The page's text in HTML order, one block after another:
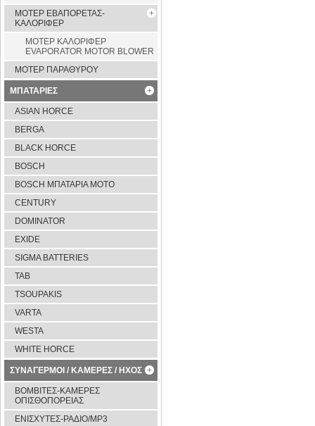
ΜΟΤΕΡ ΕΒΑΠΟΡΕΤΑΣ-
ΚΑΛΟΡΙΦΕΡ
ΜΟΤΕΡ ΚΑΛΟΡΙΦΕΡ
EVAPORATOR MOTOR BLOWER
ΜΟΤΕΡ ΠΑΡΑΘΥΡΟΥ
ΜΠΑΤΑΡΙΕΣ
ASIAN HORCE
BERGA
BLACK HORCE
BOSCH
BOSCH ΜΠΑΤΑΡΙΑ ΜΟΤΟ
CENTURY
DOMINATOR
EXIDE
SIGMA BATTERIES
TAB
TSOUPAKIS
VARTA
WESTA
WHITE HORCE
ΣΥΝΑΓΕΡΜΟΙ / ΚΑΜΕΡΕΣ / ΗΧΟΣ
ΒΟΜΒΙΤΕΣ-ΚΑΜΕΡΕΣ
ΟΠΙΣΘΟΠΟΡΕΙΑΣ
ΕΝΙΣΧΥΤΕΣ-ΡΑΔΙΟ/MP3